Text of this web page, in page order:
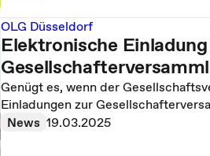
OLG Düsseldorf
Elektronische
Genügt es, wenn der
Einladungen zur
News 19.03.2025